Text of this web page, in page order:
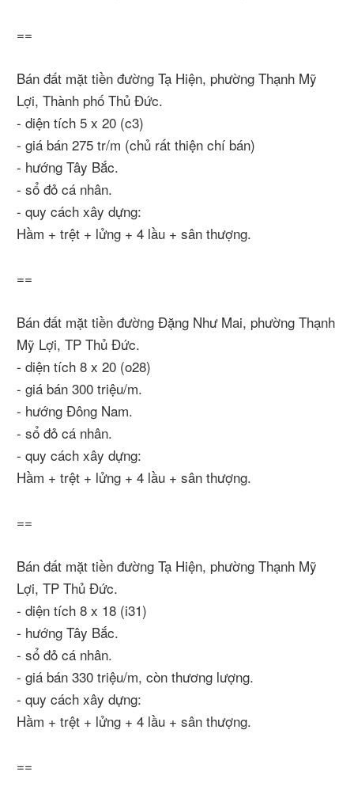
==
Bán đất mặt tiền đường Tạ Hiện, phường Thạnh Mỹ
Lợi, Thành phố Thủ Đức.
- diện tích 5 x 20 (c3)
- giá bán 275 tr/m (chủ rất thiện chí bán)
- hướng Tây Bắc.
- sổ đỏ cá nhân.
- quy cách xây dựng:
Hầm + trệt + lửng + 4 lầu + sân thượng.
==
Bán đất mặt tiền đường Đặng Như Mai, phường Thạnh
Mỹ Lợi, TP Thủ Đức.
- diện tích 8 x 20 (o28)
- giá bán 300 triệu/m.
- hướng Đông Nam.
- sổ đỏ cá nhân.
- quy cách xây dựng:
Hầm + trệt + lửng + 4 lầu + sân thượng.
==
Bán đất mặt tiền đường Tạ Hiện, phường Thạnh Mỹ
Lợi, TP Thủ Đức.
- diện tích 8 x 18 (i31)
- hướng Tây Bắc.
- sổ đỏ cá nhân.
- giá bán 330 triệu/m, còn thương lượng.
- quy cách xây dựng:
Hầm + trệt + lửng + 4 lầu + sân thượng.
==